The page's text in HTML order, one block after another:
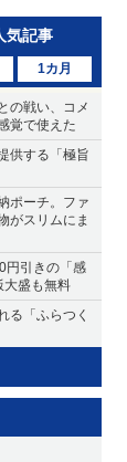
気記事
1カ月
の戦い、コメ
覚で使えた
供する「極旨
ポーチ。ファ
がスリムにま
円引きの「感
盛も無料
る「ふらつく